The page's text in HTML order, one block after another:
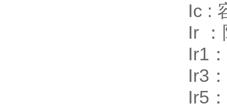
Ic :
Ir
Ir1
Ir3
Ir5